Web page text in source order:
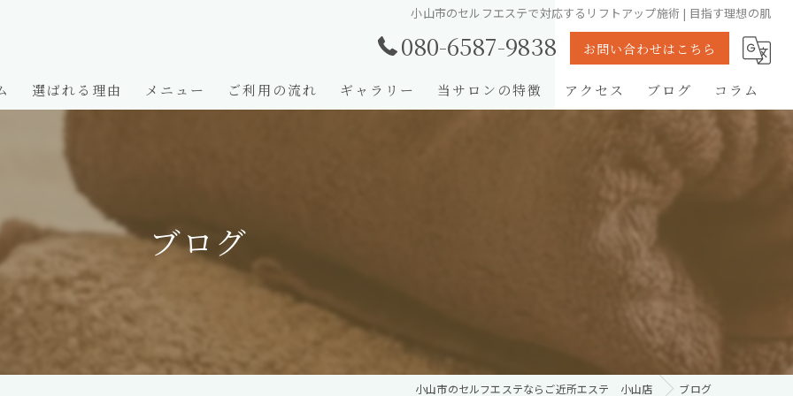
小山市のセルフエステで対応するリフトアップ施術 | 目指す理想の肌
080-6587-9838 お問い合わせはこちら
選ばれる理由 メニュー ご利用の流れ ギャラリー 当サロンの特徴 アクセス ブログ コラム
ブログ
小山市のセルフエステならご近所エステ 小山店 ブログ